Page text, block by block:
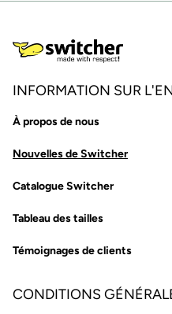
INFORMATION SUR
À propos de nous
Nouvelles de Switcher
Catalogue Switcher
Tableau des tailles
Témoignages de clients
CONDITIONS